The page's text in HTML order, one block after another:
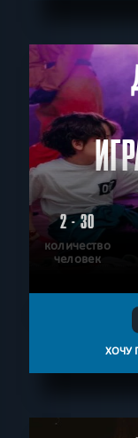
2 - 30
количество
человек
ХОЧУ